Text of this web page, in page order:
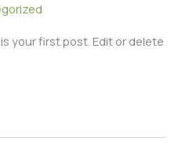
your first post. Edit or delete